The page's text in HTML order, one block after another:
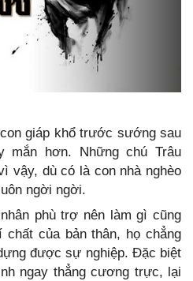
giáp khổ trước sướng sau
mắn hơn. Những chú Trâu
vậy, dù có là con nhà nghèo
ngời ngời.
phù trợ nên làm gì cũng
của bản thân, họ chẳng
được sự nghiệp. Đặc biệt
ngay thẳng cương trực, lại